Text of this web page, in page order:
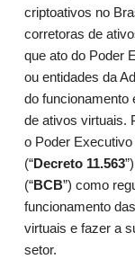
criptoativos no
corretoras de
que ato do Poder
ou entidades da
do funcionamento
de ativos virtuais.
o Poder Executivo
(“Decreto 11.563
(“BCB”) como
funcionamento
virtuais e fazer a
setor.